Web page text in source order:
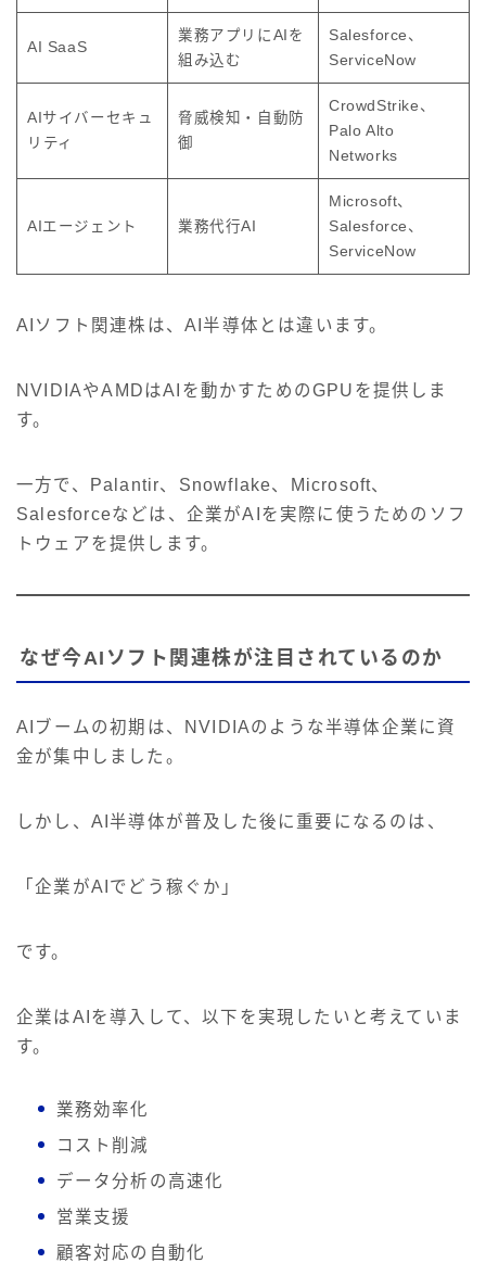
AI SaaS
業務アプリにAIを
組み込む
Salesforce、
ServiceNow
AIサイバーセキュ
リティ
脅威検知・自動防
御
CrowdStrike、
Palo Alto
Networks
AIエージェント 業務代行AI
Microsoft、
Salesforce、
ServiceNow
AIソフト関連株は、AI半導体とは違います。
NVIDIAやAMDはAIを動かすためのGPUを提供しま
す。
一方で、Palantir、Snowflake、Microsoft、
Salesforceなどは、企業がAIを実際に使うためのソフ
トウェアを提供します。
なぜ今AIソフト関連株が注目されているのか
AIブームの初期は、NVIDIAのような半導体企業に資
金が集中しました。
しかし、AI半導体が普及した後に重要になるのは、
「企業がAIでどう稼ぐか」
です。
企業はAIを導入して、以下を実現したいと考えていま
す。
業務効率化
コスト削減
データ分析の高速化
営業支援
顧客対応の自動化